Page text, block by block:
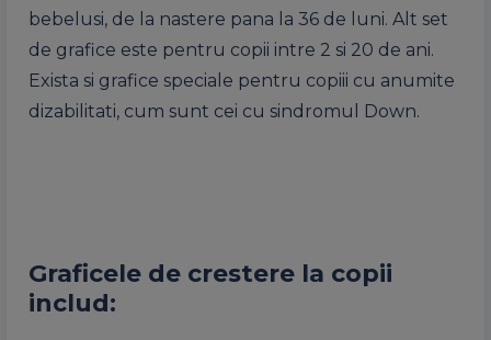
bebelusi, de la nastere pana la 36 de luni. Alt set
de grafice este pentru copii intre 2 si 20 de ani.
Exista si grafice speciale pentru copiii cu anumite
dizabilitati, cum sunt cei cu sindromul Down.
Graficele de crestere la copii
includ: